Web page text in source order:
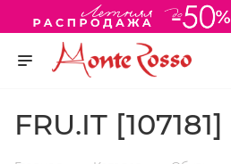
FRU.IT [107181]